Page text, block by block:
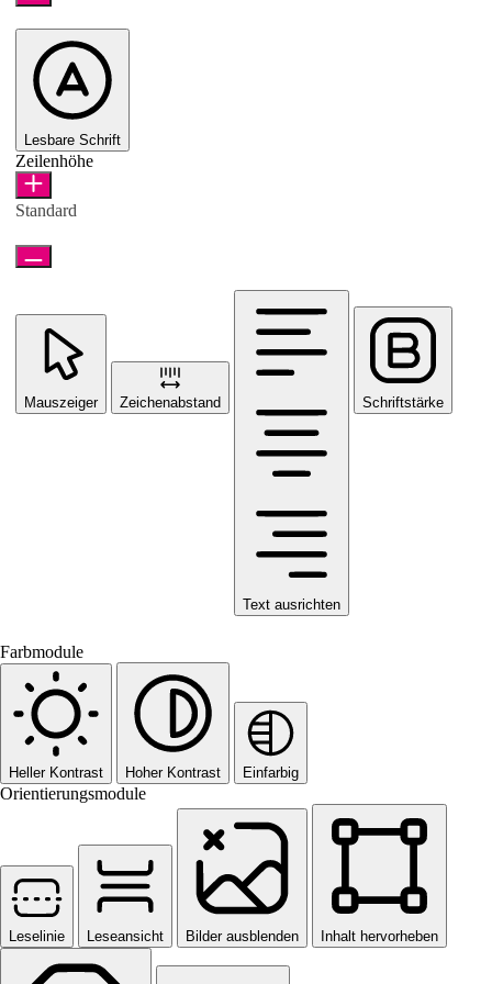
Lesbare Schrift
Zeilenhöhe
Standard
Mauszeiger Zeichenabstand
Text ausrichten
Schriftstärke
Farbmodule
Heller Kontrast Hoher Kontrast Einfarbig
Orientierungsmodule
Leselinie Leseansicht Bilder ausblenden Inhalt hervorheben